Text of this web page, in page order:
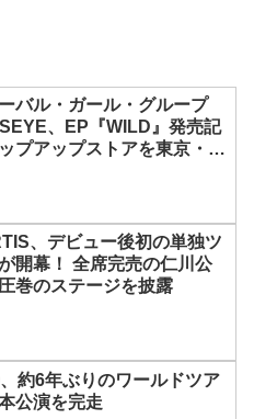
バル・ガール・グループ
、EP『WILD』発売記
プアップストアを東京・原
、デビュー後初の単独ツ
開幕！ 全席完売の仁川公
巻のステージを披露
約6年ぶりのワールドツア
公演を完走